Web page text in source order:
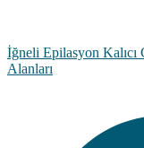
İğneli Epilasyon
Alanları